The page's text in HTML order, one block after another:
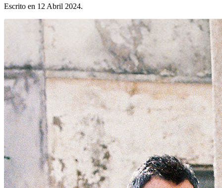
Escrito en 12 Abril 2024.